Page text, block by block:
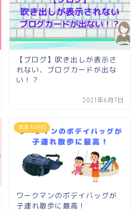
【ブログ】吹き出しが表示さ
れない、ブログカードが出な
い！？
2021年6月7日
生活（LIFE)
ワークマンのボデイバッグが
子連れ散歩に最高！